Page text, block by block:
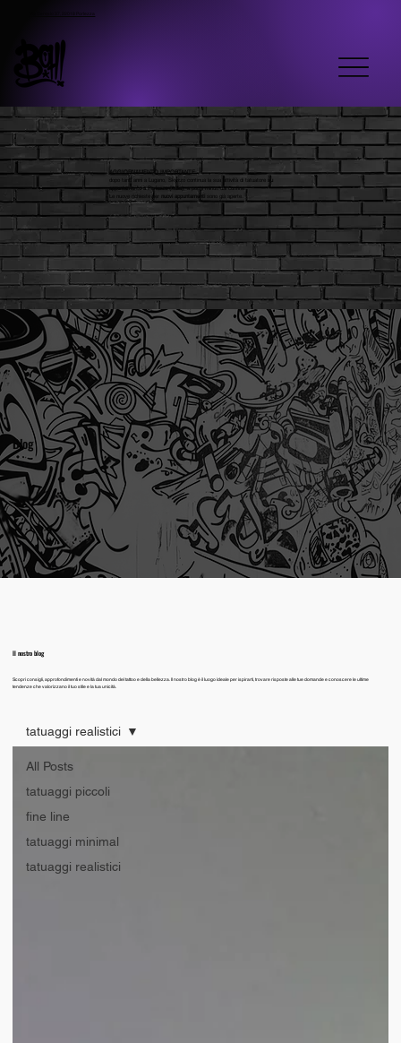
Blog
Il nostro blog
Scopri consigli, approfondimenti e novità dal mondo del tattoo e della bellezza. Il nostro blog è il luogo ideale per ispirarti, trovare risposte alle tue domande e conoscere le ultime
tendenze che valorizzano il tuo stile e la tua unicità.
All Posts
tatuaggi piccoli
fine line
tatuaggi minimal
tatuaggi realistici
tatuaggi realistici
AGGIORNAMENTO IMPORTANTE
dopo tanti anni a Lugano, Skyzzo continua la sua attività di tatuatore
su
appuntamento a Porlezza (Italia), a pochi minuti dal confine.
Le nuove richieste per
nuovi appuntamenti sono già aperte.